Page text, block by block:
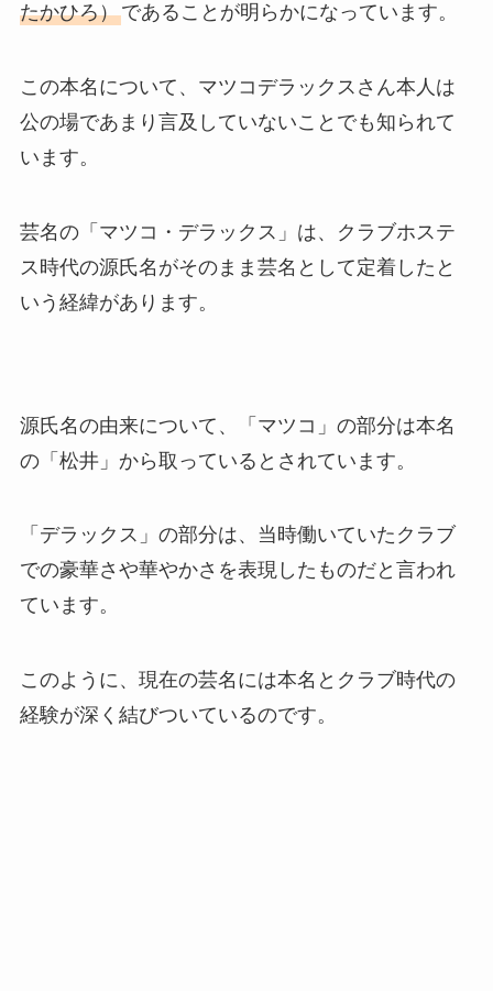
たかひろ）であることが明らかになっています。
この本名について、マツコデラックスさん本人は
公の場であまり言及していないことでも知られて
います。
芸名の「マツコ・デラックス」は、クラブホステ
ス時代の源氏名がそのまま芸名として定着したと
いう経緯があります。
源氏名の由来について、「マツコ」の部分は本名
の「松井」から取っているとされています。
「デラックス」の部分は、当時働いていたクラブ
での豪華さや華やかさを表現したものだと言われ
ています。
このように、現在の芸名には本名とクラブ時代の
経験が深く結びついているのです。